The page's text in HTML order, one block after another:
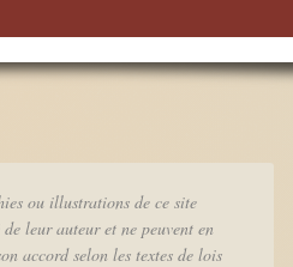
ou illustrations de ce site
leur auteur et ne peuvent en
accord selon les textes de lois